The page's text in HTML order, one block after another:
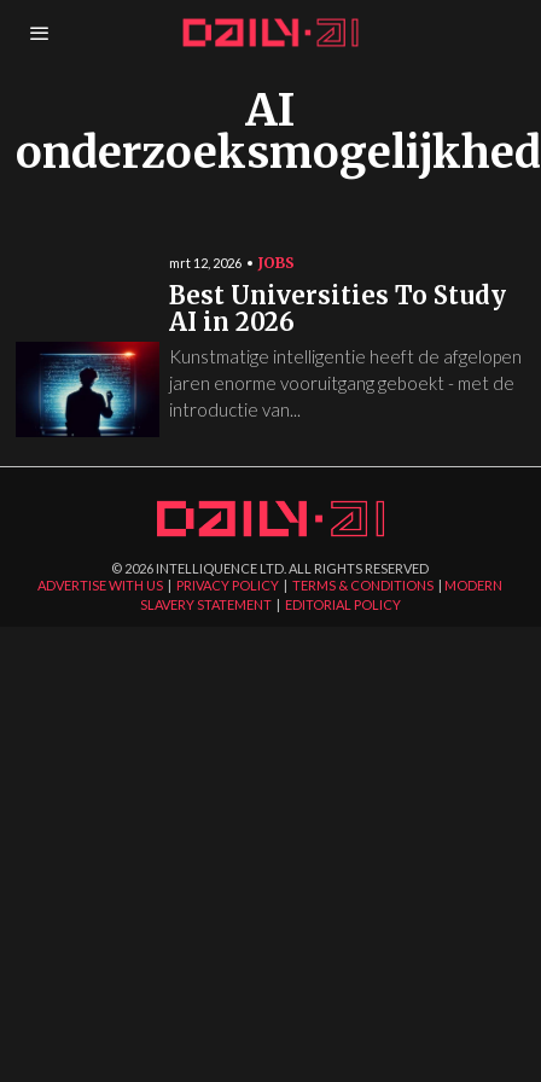
AI
mrt 12, 2026 JOBS
Best Universities To Study
AI in 2026
Kunstmatige intelligentie heeft de afgelopen
jaren enorme vooruitgang geboekt - met de
introductie van...
© 2026 INTELLIQUENCE LTD. ALL RIGHTS RESERVED
ADVERTISE WITH US
PRIVACY POLICY |TERMS & CONDITIONS
MODERN
SLAVERY STATEMENT| EDITORIAL POLICY